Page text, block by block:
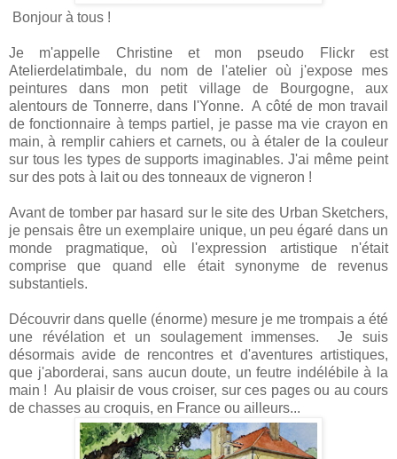
Bonjour à tous !
Je m'appelle Christine et mon pseudo Flickr est
Atelierdelatimbale, du nom de l'atelier où j'expose mes
peintures dans mon petit village de Bourgogne, aux
alentours de Tonnerre, dans l'Yonne. A côté de mon travail
de fonctionnaire à temps partiel, je passe ma vie crayon en
main, à remplir cahiers et carnets, ou à étaler de la couleur
sur tous les types de supports imaginables. J'ai même peint
sur des pots à lait ou des tonneaux de vigneron !
Avant de tomber par hasard sur le site des Urban Sketchers,
je pensais être un exemplaire unique, un peu égaré dans un
monde pragmatique, où l'expression artistique n'était
comprise que quand elle était synonyme de revenus
substantiels.
Découvrir dans quelle (énorme) mesure je me trompais a été
une révélation et un soulagement immenses. Je suis
désormais avide de rencontres et d'aventures artistiques,
que j'aborderai, sans aucun doute, un feutre indélébile à la
main ! Au plaisir de vous croiser, sur ces pages ou au cours
de chasses au croquis, en France ou ailleurs...